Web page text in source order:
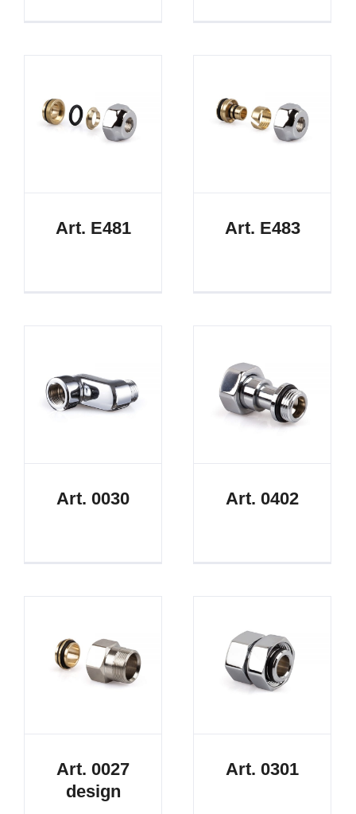
Art. E481 Art. E483
Art. 0030 Art. 0402
Art. 0027
design
Art. 0301